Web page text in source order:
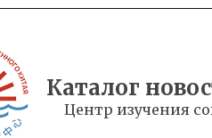
Каталог
Центр изучения